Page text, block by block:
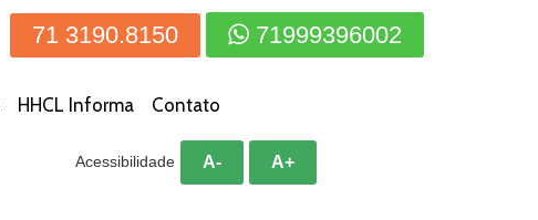
71 3190.8150 71999396002
HHCL Informa Contato
Acessibilidade A- A+